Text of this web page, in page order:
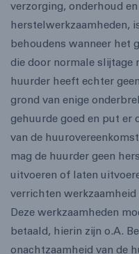
verzorging, onderhoud
herstelwerkzaamheden,
behoudens wanneer het
die door normale slijtage
huurder heeft echter
grond van enige
gehuurde goed en put er
van de
mag de huurder geen
uitvoeren of laten
verrichten werkzaamheid
Deze werkzaamheden
betaald, hierin zijn o.A.
onachtzaamheid van de